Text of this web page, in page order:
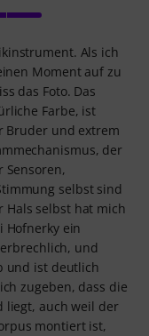
Als ich
Moment auf zu
das Foto. Das
Farbe, ist
Bruder und extrem
der
Sensoren,
selbst sind
Hals selbst hat mich
Hofnerky ein
und
und ist deutlich
zugeben, dass die
liegt, auch weil der
montiert ist,